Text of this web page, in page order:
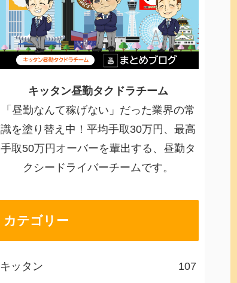
キッタン昼勤タクドラチーム
「昼勤なんて稼げない」だった業界の常
識を塗り替え中！平均手取30万円、最高
手取50万円オーバーを輩出する、昼勤タ
クシードライバーチームです。
カテゴリー
キッタン 107